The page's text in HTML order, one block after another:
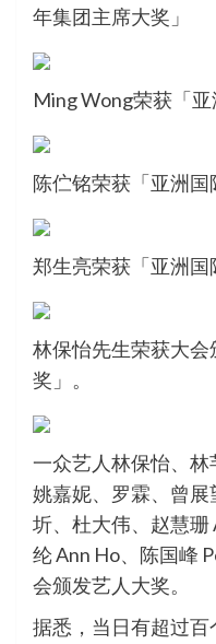
年集团主席大奖」
Ming Wong荣获「亚
陈伫铭荣获「亚洲国
郑生亮荣获「亚洲国
林保怡先生荣获大
奖」。
一众艺人林保怡、林
姚嘉妮、罗霖、曾展
圻、杜大伟、赵慧
纶 Ann Ho、陈国峰
会颁发艺人大奖。
据悉，当日有超过